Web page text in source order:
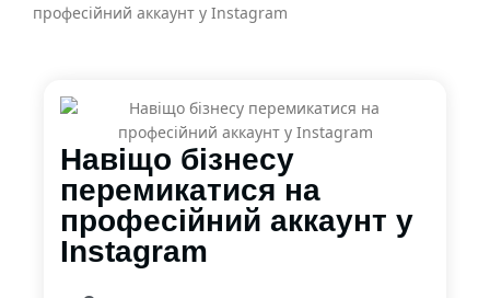
професійний аккаунт у Instagram
Навіщо бізнесу
перемикатися на
професійний аккаунт у
Instagram